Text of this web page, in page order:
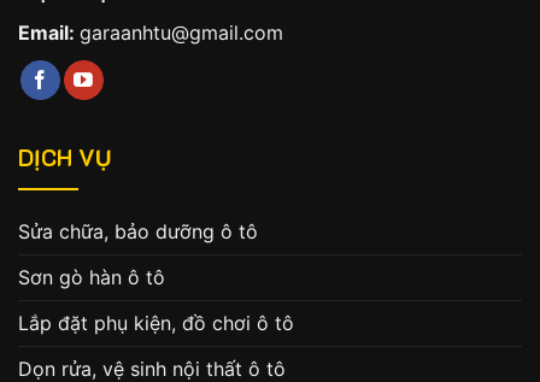
Email: garaanhtu@gmail.com
DỊCH VỤ
Sửa chữa, bảo dưỡng ô tô
Sơn gò hàn ô tô
Lắp đặt phụ kiện, đồ chơi ô tô
Dọn rửa, vệ sinh nội thất ô tô